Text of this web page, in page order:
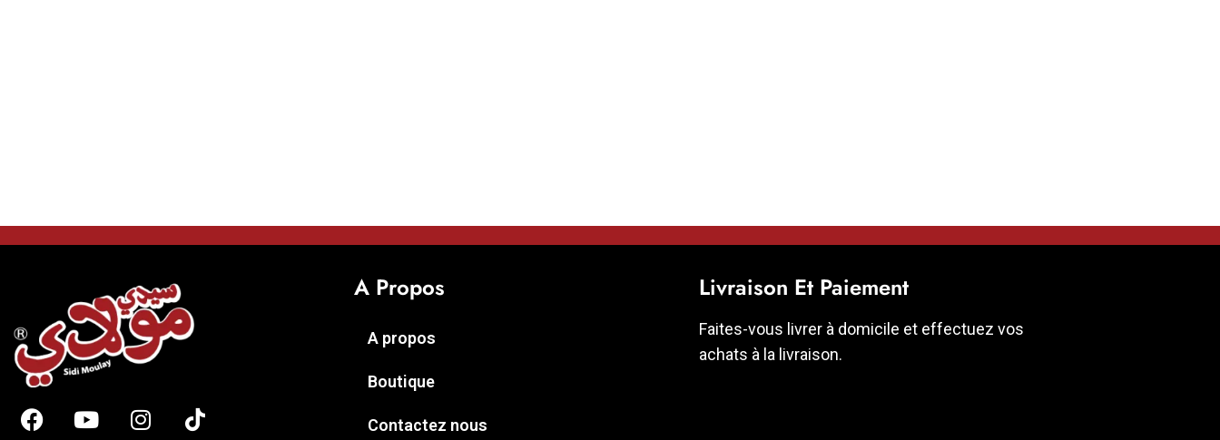
A Propos
A propos
Boutique
Contactez nous
Livraison Et Paiement
Faites-vous livrer à domicile et effectuez vos
achats à la livraison.